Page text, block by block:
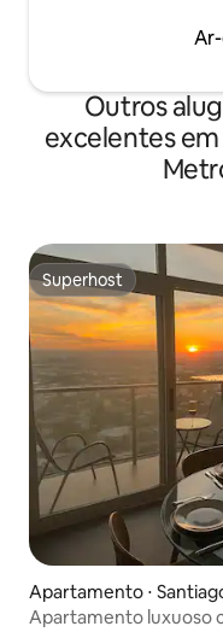
Outros
excelentes
Superhost
Superhost
Apartamento ⋅
Apartamento luxuoso